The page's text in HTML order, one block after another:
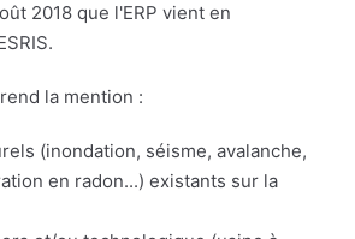
2018 que l'ERP vient en
la mention :
(inondation, séisme, avalanche,
en radon...) existants sur la